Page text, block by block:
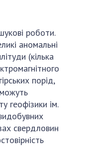
роботи.
аномальні
(кілька
порід,
геофізики ім.
свердловин